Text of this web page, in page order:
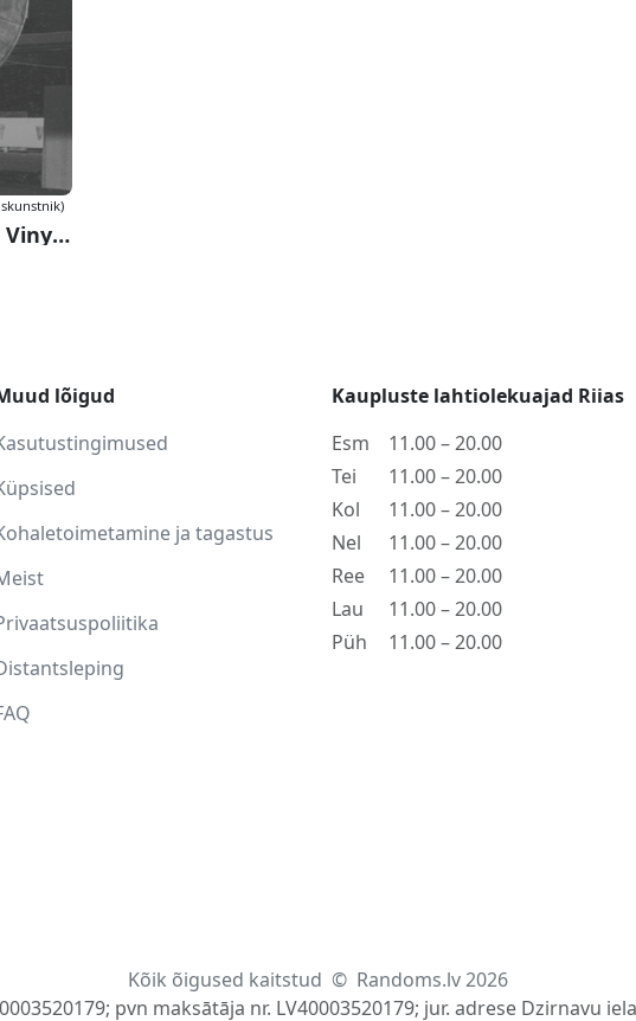
Rockabilly Heroes (Blue Marbled Vinyl)(RSD 2024)
lõigud
ja tagastus
Kaupluste lahtiolekuajad Riias
Esm
11.00 – 20.00
Tei
11.00 – 20.00
Kol
11.00 – 20.00
Nel
11.00 – 20.00
Ree
11.00 – 20.00
Lau
11.00 – 20.00
Püh
11.00 – 20.00
Kõik õigused kaitstud © Randoms.lv 2026
pvn maksātāja nr. LV40003520179; jur. adrese Dzirnavu